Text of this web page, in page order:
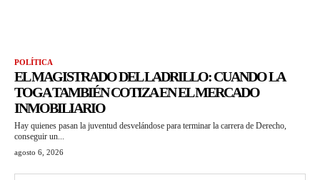
POLÍTICA
EL MAGISTRADO DEL LADRILLO: CUANDO LA
TOGA TAMBIÉN COTIZA EN EL MERCADO
INMOBILIARIO
Hay quienes pasan la juventud desvelándose para terminar la carrera de Derecho,
conseguir un...
agosto 6, 2026